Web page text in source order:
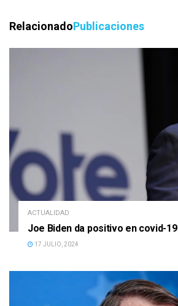
RelacionadoPublicaciones
ACTUALIDAD
Joe Biden da positivo en covid-19
17 JULIO, 2024